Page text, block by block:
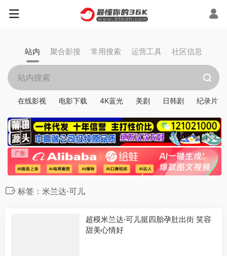
站内 聚合影搜 常用搜索 运营工具 社区信息
在线影视 电影下载 4K蓝光 美剧 日韩剧 纪录片
标签：米兰达·可儿
超模米兰达·可儿挺四胎孕肚出街 笑容
甜美心情好